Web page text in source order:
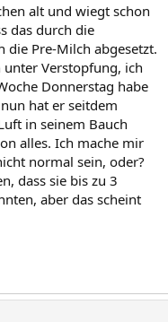
alt und wiegt schon
das durch die
die Pre-Milch abgesetzt.
Verstopfung, ich
Donnerstag habe
hat er seitdem
in seinem Bauch
alles. Ich mache mir
normal sein, oder?
dass sie bis zu 3
aber das scheint